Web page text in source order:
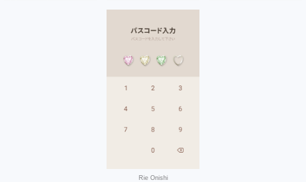
Rie Onishi